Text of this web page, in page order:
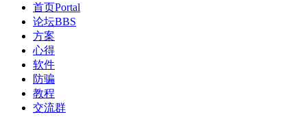
首页Portal
论坛BBS
方案
心得
软件
防骗
教程
交流群